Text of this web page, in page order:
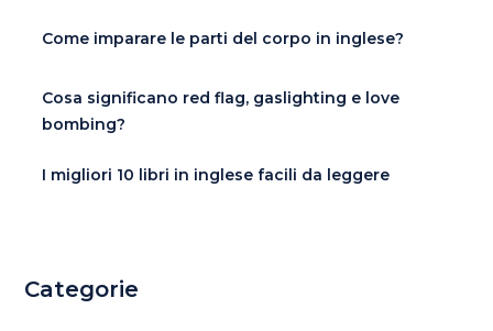
Come imparare le parti del corpo in inglese?
Cosa significano red flag, gaslighting e love
bombing?
I migliori 10 libri in inglese facili da leggere
Categorie